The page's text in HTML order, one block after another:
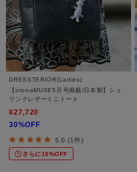
DRESSTERIOR(Ladies)
【otonaMUSE5月号掲載/日本製】シュ
リンクレザーミニトート
¥27,720
30%OFF
5.0 (1件)
さらに10%OFF